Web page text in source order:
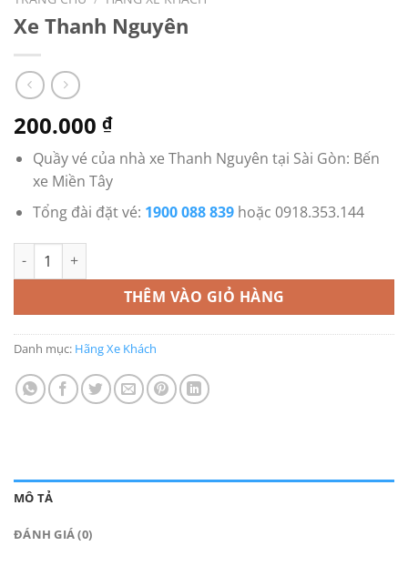
Xe Thanh Nguyên
200.000 ₫
Quầy vé của nhà xe Thanh Nguyên tại Sài Gòn: Bến
xe Miền Tây
Tổng đài đặt vé: 1900 088 839hoặc 0918.353.144
Xe Thanh Nguyên số lượng
THÊM VÀO GIỎ HÀNG
Danh mục: Hãng Xe Khách
MÔ TẢ
ĐÁNH GIÁ (0)